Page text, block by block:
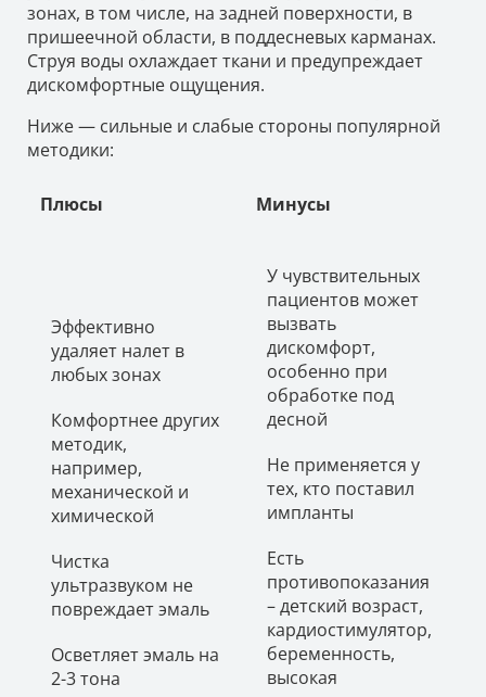
зонах, в том числе, на задней поверхности, в
пришеечной области, в поддесневых карманах.
Струя воды охлаждает ткани и предупреждает
дискомфортные ощущения.
Ниже — сильные и слабые стороны популярной
методики:
Плюсы Минусы
Эффективно
удаляет налет в
любых зонах
Комфортнее других
методик,
например,
механической и
химической
Чистка
ультразвуком не
повреждает эмаль
Осветляет эмаль на
2-3 тона
У чувствительных
пациентов может
вызвать
дискомфорт,
особенно при
обработке под
десной
Не применяется у
тех, кто поставил
импланты
Есть
противопоказания
– детский возраст,
кардиостимулятор,
беременность,
высокая